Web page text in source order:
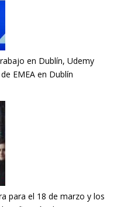
en Dublín, Udemy
EMEA en Dublín
para el 18 de marzo y los